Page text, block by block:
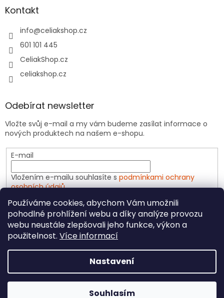
Používáme cookies, abychom Vám umožnili
pohodlné prohlížení webu a díky analýze provozu
webu neustále zlepšovali jeho funkce, výkon a
použitelnost. Více informací
Nastavení
Souhlasím
Kontakt
info@celiakshop.cz
601 101 445
CeliakShop.cz
celiakshop.cz
Odebírat newsletter
Vložte svůj e-mail a my vám budeme zasílat informace o
nových produktech na našem e-shopu.
E-mail
Vložením e-mailu souhlasíte s podmínkami ochrany
osobních údajů
PŘIHLÁSIT SE
Copyright 2026CeliakShop.cz. Všechna práva
vyhrazena.